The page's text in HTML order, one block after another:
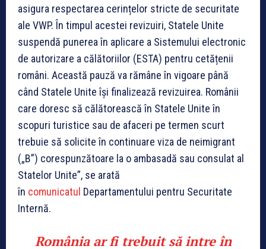
asigura respectarea cerințelor stricte de securitate
ale VWP. În timpul acestei revizuiri, Statele Unite
suspendă punerea în aplicare a Sistemului electronic
de autorizare a călătoriilor (ESTA) pentru cetățenii
români. Această pauză va rămâne în vigoare până
când Statele Unite își finalizează revizuirea. Românii
care doresc să călătorească în Statele Unite în
scopuri turistice sau de afaceri pe termen scurt
trebuie să solicite în continuare viza de neimigrant
(„B”) corespunzătoare la o ambasadă sau consulat al
Statelor Unite”, se arată
în comunicatul Departamentului pentru Securitate
Internă.
România ar fi trebuit să intre în